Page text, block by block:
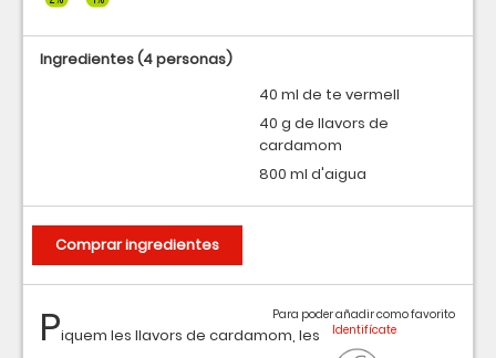
Piquem les llavors de cardamom, les
Para poder añadir como favorito
Ingredientes(4 personas)
40 ml de te vermell
40 g de llavors de
cardamom
800 ml d'aigua
Comprar ingredientes